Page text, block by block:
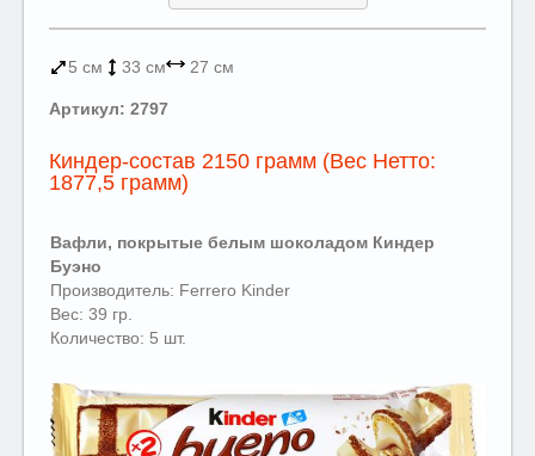
5 см 33 см 27 см
Артикул: 2797
Киндер-состав 2150 грамм (Вес Нетто:
1877,5 грамм)
Вафли, покрытые белым шоколадом Киндер
Буэно
Производитель: Ferrero Kinder
Вес: 39 гр.
Количество: 5 шт.